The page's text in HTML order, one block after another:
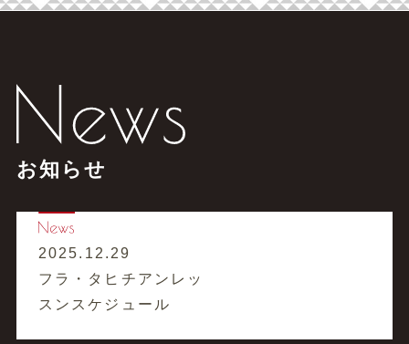
お知らせ
2025.12.29
フラ・タヒチアンレッ
スンスケジュール